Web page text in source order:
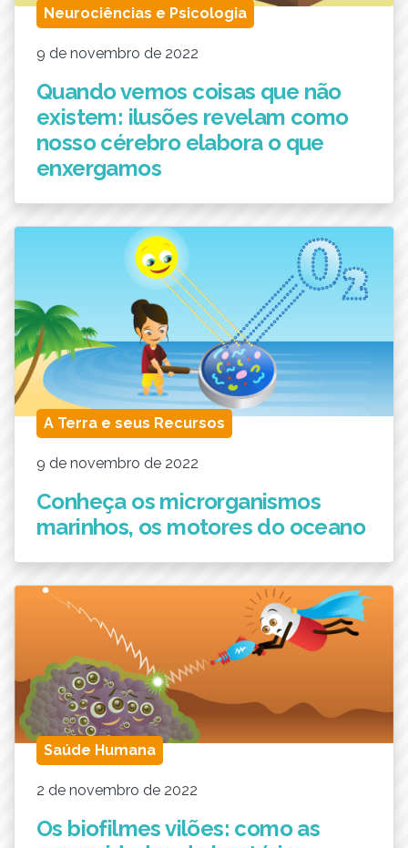
Neurociências e Psicologia
9 de novembro de 2022
Quando vemos coisas que não
existem: ilusões revelam como
nosso cérebro elabora o que
enxergamos
A Terra e seus Recursos
9 de novembro de 2022
Conheça os microrganismos
marinhos, os motores do oceano
Saúde Humana
2 de novembro de 2022
Os biofilmes vilões: como as